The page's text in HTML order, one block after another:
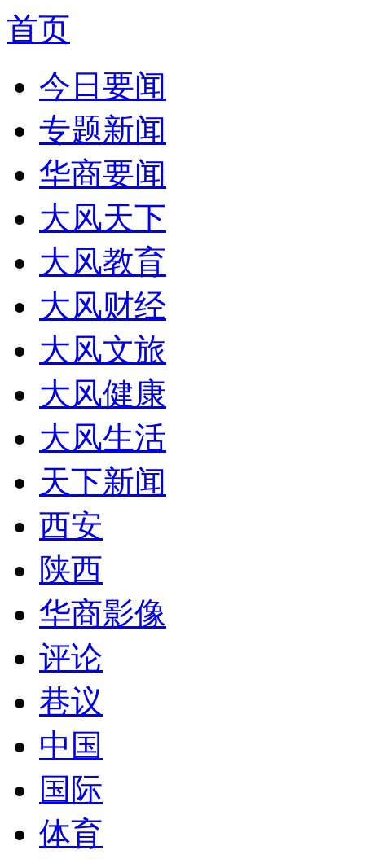
首页
今日要闻
专题新闻
华商要闻
大风天下
大风教育
大风财经
大风文旅
大风健康
大风生活
天下新闻
西安
陕西
华商影像
评论
巷议
中国
国际
体育